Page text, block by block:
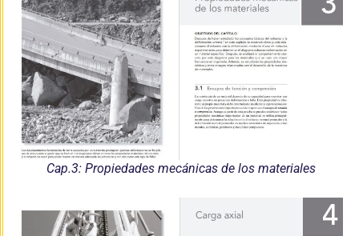
Cap.3: Propiedades mecánicas de los materiales